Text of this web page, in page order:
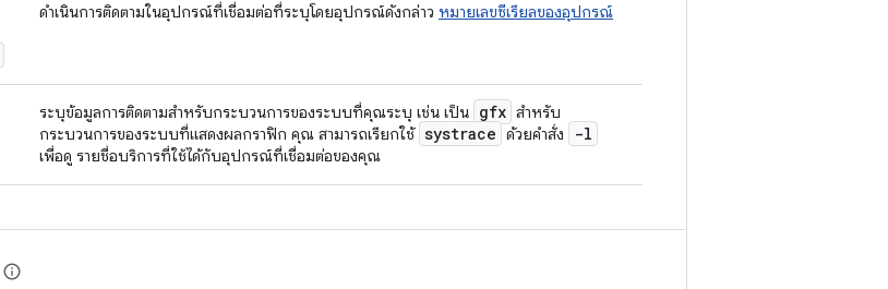
ดำเนินการติดตามในอุปกรณ์ที่เชื่อมต่อที่ระบุโดยอุปกรณ์ดังกล่าว หมายเลขซีเรียลของอุปกรณ์
ระบุข้อมูลการติดตามสำหรับกระบวนการของระบบที่คุณระบุ เช่น เป็น gfx สำหรับ
กระบวนการของระบบที่แสดงผลกราฟิก คุณ สามารถเรียกใช้ systrace ด้วยคำสั่ง -l
เพื่อดู รายชื่อบริการที่ใช้ได้กับอุปกรณ์ที่เชื่อมต่อของคุณ